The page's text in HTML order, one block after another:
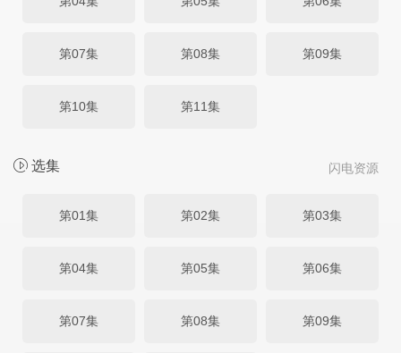
第07集 第08集 第09集
第10集 第11集
闪电资源
选集
第01集 第02集 第03集
第04集 第05集 第06集
第07集 第08集 第09集